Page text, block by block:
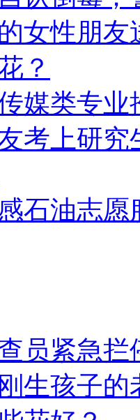
女性朋
？
媒类专业
考上研
石油志
员紧急拦
生孩子